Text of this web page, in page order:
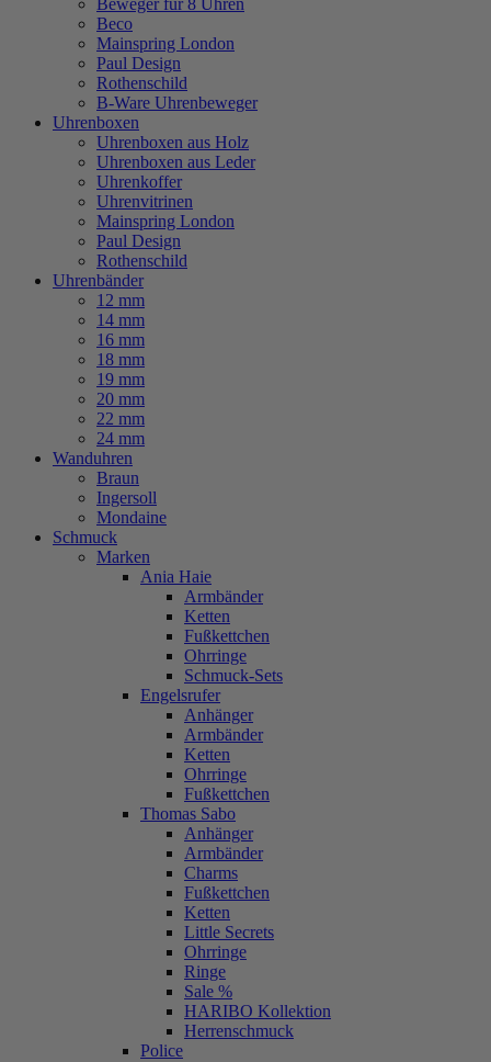
Beweger für 8 Uhren
Beco
Mainspring London
Paul Design
Rothenschild
B-Ware Uhrenbeweger
Uhrenboxen
Uhrenboxen aus Holz
Uhrenboxen aus Leder
Uhrenkoffer
Uhrenvitrinen
Mainspring London
Paul Design
Rothenschild
Uhrenbänder
12 mm
14 mm
16 mm
18 mm
19 mm
20 mm
22 mm
24 mm
Wanduhren
Braun
Ingersoll
Mondaine
Schmuck
Marken
Ania Haie
Armbänder
Ketten
Fußkettchen
Ohrringe
Schmuck-Sets
Engelsrufer
Anhänger
Armbänder
Ketten
Ohrringe
Fußkettchen
Thomas Sabo
Anhänger
Armbänder
Charms
Fußkettchen
Ketten
Little Secrets
Ohrringe
Ringe
Sale %
HARIBO Kollektion
Herrenschmuck
Police